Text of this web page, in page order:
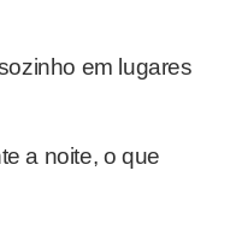
em lugares
a noite, o que